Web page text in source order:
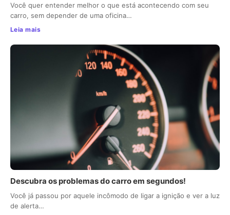
Você quer entender melhor o que está acontecendo com seu
carro, sem depender de uma oficina…
Leia mais
Descubra os problemas do carro em segundos!
Você já passou por aquele incômodo de ligar a ignição e ver a luz
de alerta…